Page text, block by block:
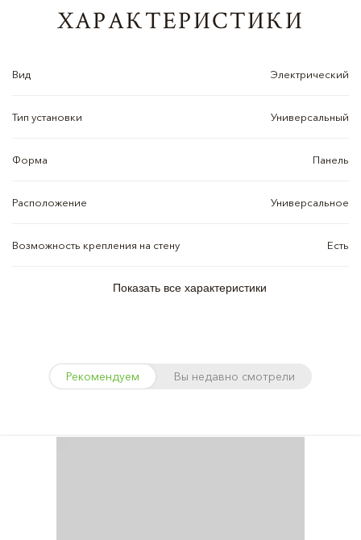
ХАРАКТЕРИСТИКИ
Вид Электрический
Тип установки Универсальный
Форма Панель
Расположение Универсальное
Возможность крепления на стену Есть
Показать все характеристики
Рекомендуем Вы недавно смотрели